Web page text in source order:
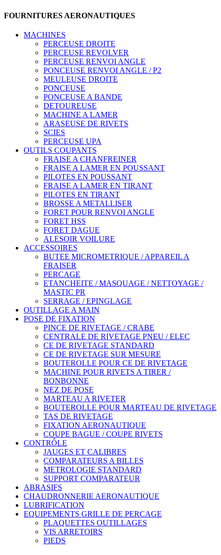
FOURNITURES AERONAUTIQUES
MACHINES
PERCEUSE DROITE
PERCEUSE REVOLVER
PERCEUSE RENVOI ANGLE
PONCEUSE RENVOI ANGLE / P2
MEULEUSE DROITE
PONCEUSE
PONCEUSE A BANDE
DETOUREUSE
MACHINE A LAMER
ARASEUSE DE RIVETS
SCIES
PERCEUSE UPA
OUTILS COUPANTS
FRAISE A CHANFREINER
FRAISE A LAMER EN POUSSANT
PILOTES EN POUSSANT
FRAISE A LAMER EN TIRANT
PILOTES EN TIRANT
BROSSE A METALLISER
FORET POUR RENVOI ANGLE
FORET HSS
FORET DAGUE
ALESOIR VOILURE
ACCESSOIRES
BUTEE MICROMETRIQUE / APPAREIL A
FRAISER
PERCAGE
ETANCHEITE / MASQUAGE / NETTOYAGE /
MASTIC PR
SERRAGE / EPINGLAGE
OUTILLAGE A MAIN
POSE DE FIXATION
PINCE DE RIVETAGE / CRABE
CENTRALE DE RIVETAGE PNEU / ELEC
CE DE RIVETAGE STANDARD
CE DE RIVETAGE SUR MESURE
BOUTEROLLE POUR CE DE RIVETAGE
MACHINE POUR RIVETS A TIRER /
BONBONNE
NEZ DE POSE
MARTEAU A RIVETER
BOUTEROLLE POUR MARTEAU DE RIVETAGE
TAS DE RIVETAGE
FIXATION AERONAUTIQUE
COUPE BAGUE / COUPE RIVETS
CONTRÔLE
JAUGES ET CALIBRES
COMPARATEURS A BILLES
METROLOGIE STANDARD
SUPPORT COMPARATEUR
ABRASIFS
CHAUDRONNERIE AERONAUTIQUE
LUBRIFICATION
EQUIPEMENTS GRILLE DE PERCAGE
PLAQUETTES OUTILLAGES
VIS ARRETOIRS
PIEDS